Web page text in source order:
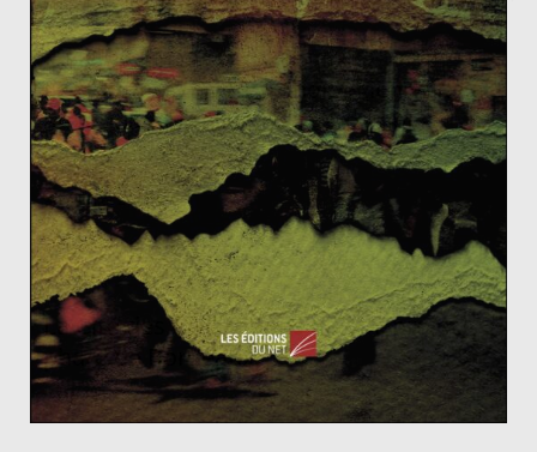
La « société ouverte » norvégienne face
au fondamentalisme chrétien anti-
immigration
24 juillet 2011 0
La Cité des Civilisations du Vin, projet
phare de Bordeaux
17 juillet 2014 0